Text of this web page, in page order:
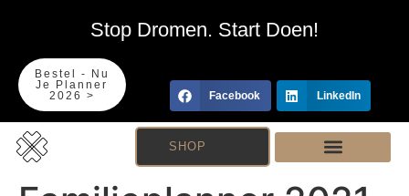
Stop Dromen. Start Doen!
Bestel - Nu
Je Planner
2026 >
Facebook LinkedIn
SHOP